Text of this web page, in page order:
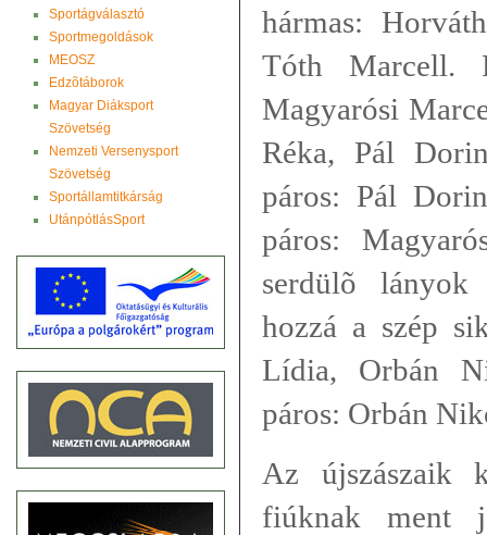
Sportágválasztó
Sportmegoldások
MEOSZ
Edzõtáborok
Magyar Diáksport
Szövetség
Nemzeti Versenysport
Szövetség
Sportállamtitkárság
UtánpótlásSport
hármas:
Tóth Marcell.
Magyarósi
Réka, Pál
páros: Pál
páros:
serdülõ lányok
hozzá a szép
Lídia, Orbán
páros: Orbán
Az újszászaik
fiúknak ment